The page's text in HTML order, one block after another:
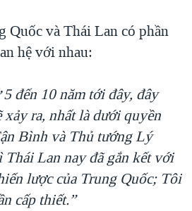
Quốc và Thái Lan có phần
hệ với nhau:
đến 10 năm tới đây, đây
xảy ra, nhất là dưới quyền
Bình và Thủ tướng Lý
Lan nay đã gắn kết với
lược của Trung Quốc; Tôi
cấp thiết.”